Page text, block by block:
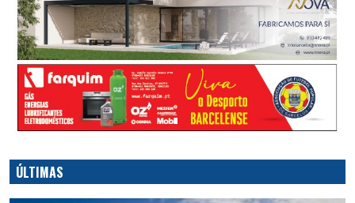
ÚLTIMAS